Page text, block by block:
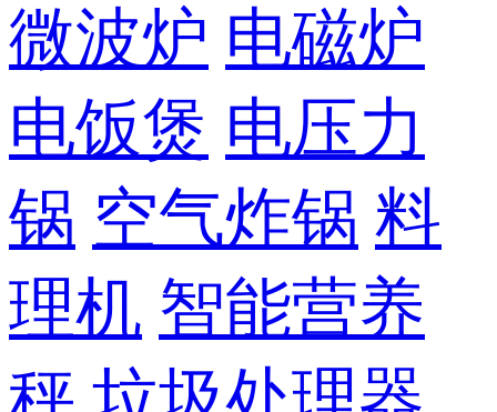
微波炉 电磁炉
电饭煲 电压力
锅 空气炸锅 料
理机 智能营养